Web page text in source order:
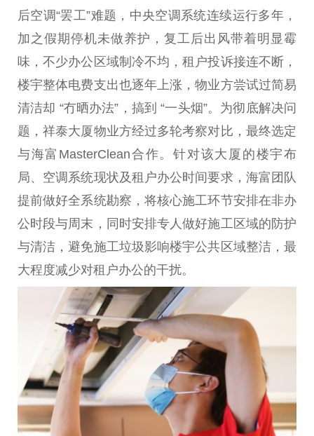
后空调“罢工”难题， 中央空调系统连续运行多年，
加之假期停机未做养护，复工后出风带着明显霉
味，不少办公区域制冷不均，租户投诉接连不断，
楼宇整体电费支出也逐年上涨，物业方尝试过简易
清洁却 “冇晒办法”，搞到 “一头烟”。为彻底解决问
题，祥泰大厦物业方经过多轮考察对比，最终选定
与海富MasterClean合作。针对该大厦的楼宇布
局、空调系统现状及租户办公时间要求，海富团队
提前做好全系统勘察，将核心施工环节安排在非办
公时段与周末，同时安排专人做好施工区域的防护
与清洁，避免施工垃圾影响楼宇公共区域整洁，最
大程度减少对租户办公的干扰。